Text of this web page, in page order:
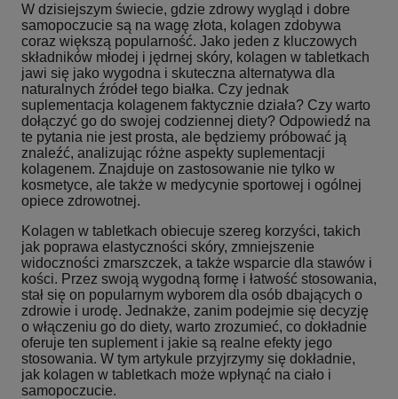
W dzisiejszym świecie, gdzie zdrowy wygląd i dobre
samopoczucie są na wagę złota, kolagen zdobywa
coraz większą popularność. Jako jeden z kluczowych
składników młodej i jędrnej skóry, kolagen w tabletkach
jawi się jako wygodna i skuteczna alternatywa dla
naturalnych źródeł tego białka. Czy jednak
suplementacja kolagenem faktycznie działa? Czy warto
dołączyć go do swojej codziennej diety? Odpowiedź na
te pytania nie jest prosta, ale będziemy próbować ją
znaleźć, analizując różne aspekty suplementacji
kolagenem. Znajduje on zastosowanie nie tylko w
kosmetyce, ale także w medycynie sportowej i ogólnej
opiece zdrowotnej.
Kolagen w tabletkach obiecuje szereg korzyści, takich
jak poprawa elastyczności skóry, zmniejszenie
widoczności zmarszczek, a także wsparcie dla stawów i
kości. Przez swoją wygodną formę i łatwość stosowania,
stał się on popularnym wyborem dla osób dbających o
zdrowie i urodę. Jednakże, zanim podejmie się decyzję
o włączeniu go do diety, warto zrozumieć, co dokładnie
oferuje ten suplement i jakie są realne efekty jego
stosowania. W tym artykule przyjrzymy się dokładnie,
jak kolagen w tabletkach może wpłynąć na ciało i
samopoczucie.